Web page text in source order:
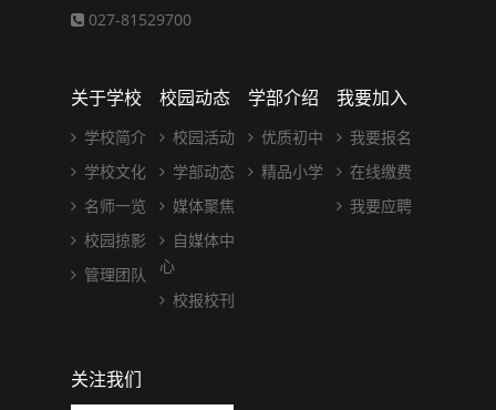
027-81529700
关于学校
学校简介
学校文化
名师一览
校园掠影
管理团队
校园动态
校园活动
学部动态
媒体聚焦
自媒体中
心
校报校刊
学部介绍
优质初中
精品小学
我要加入
我要报名
在线缴费
我要应聘
关注我们